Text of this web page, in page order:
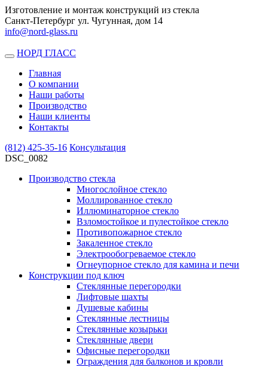
Изготовление и монтаж конструкций из стекла
Санкт-Петербург ул. Чугунная, дом 14
info@nord-glass.ru
Toggle
navigation
НОРД ГЛАСС
Главная
О компании
Наши работы
Производство
Наши клиенты
Контакты
(812) 425-35-16 Консультация
DSC_0082
Производство стекла
Многослойное стекло
Моллированное стекло
Иллюминаторное стекло
Взломостойкое и пулестойкое стекло
Противопожарное стекло
Закаленное стекло
Электрообогреваемое стекло
Огнеупорное стекло для камина и печи
Конструкции под ключ
Стеклянные перегородки
Лифтовые шахты
Душевые кабины
Cтеклянные лестницы
Cтеклянные козырьки
Cтеклянные двери
Офисные перегородки
Ограждения для балконов и кровли